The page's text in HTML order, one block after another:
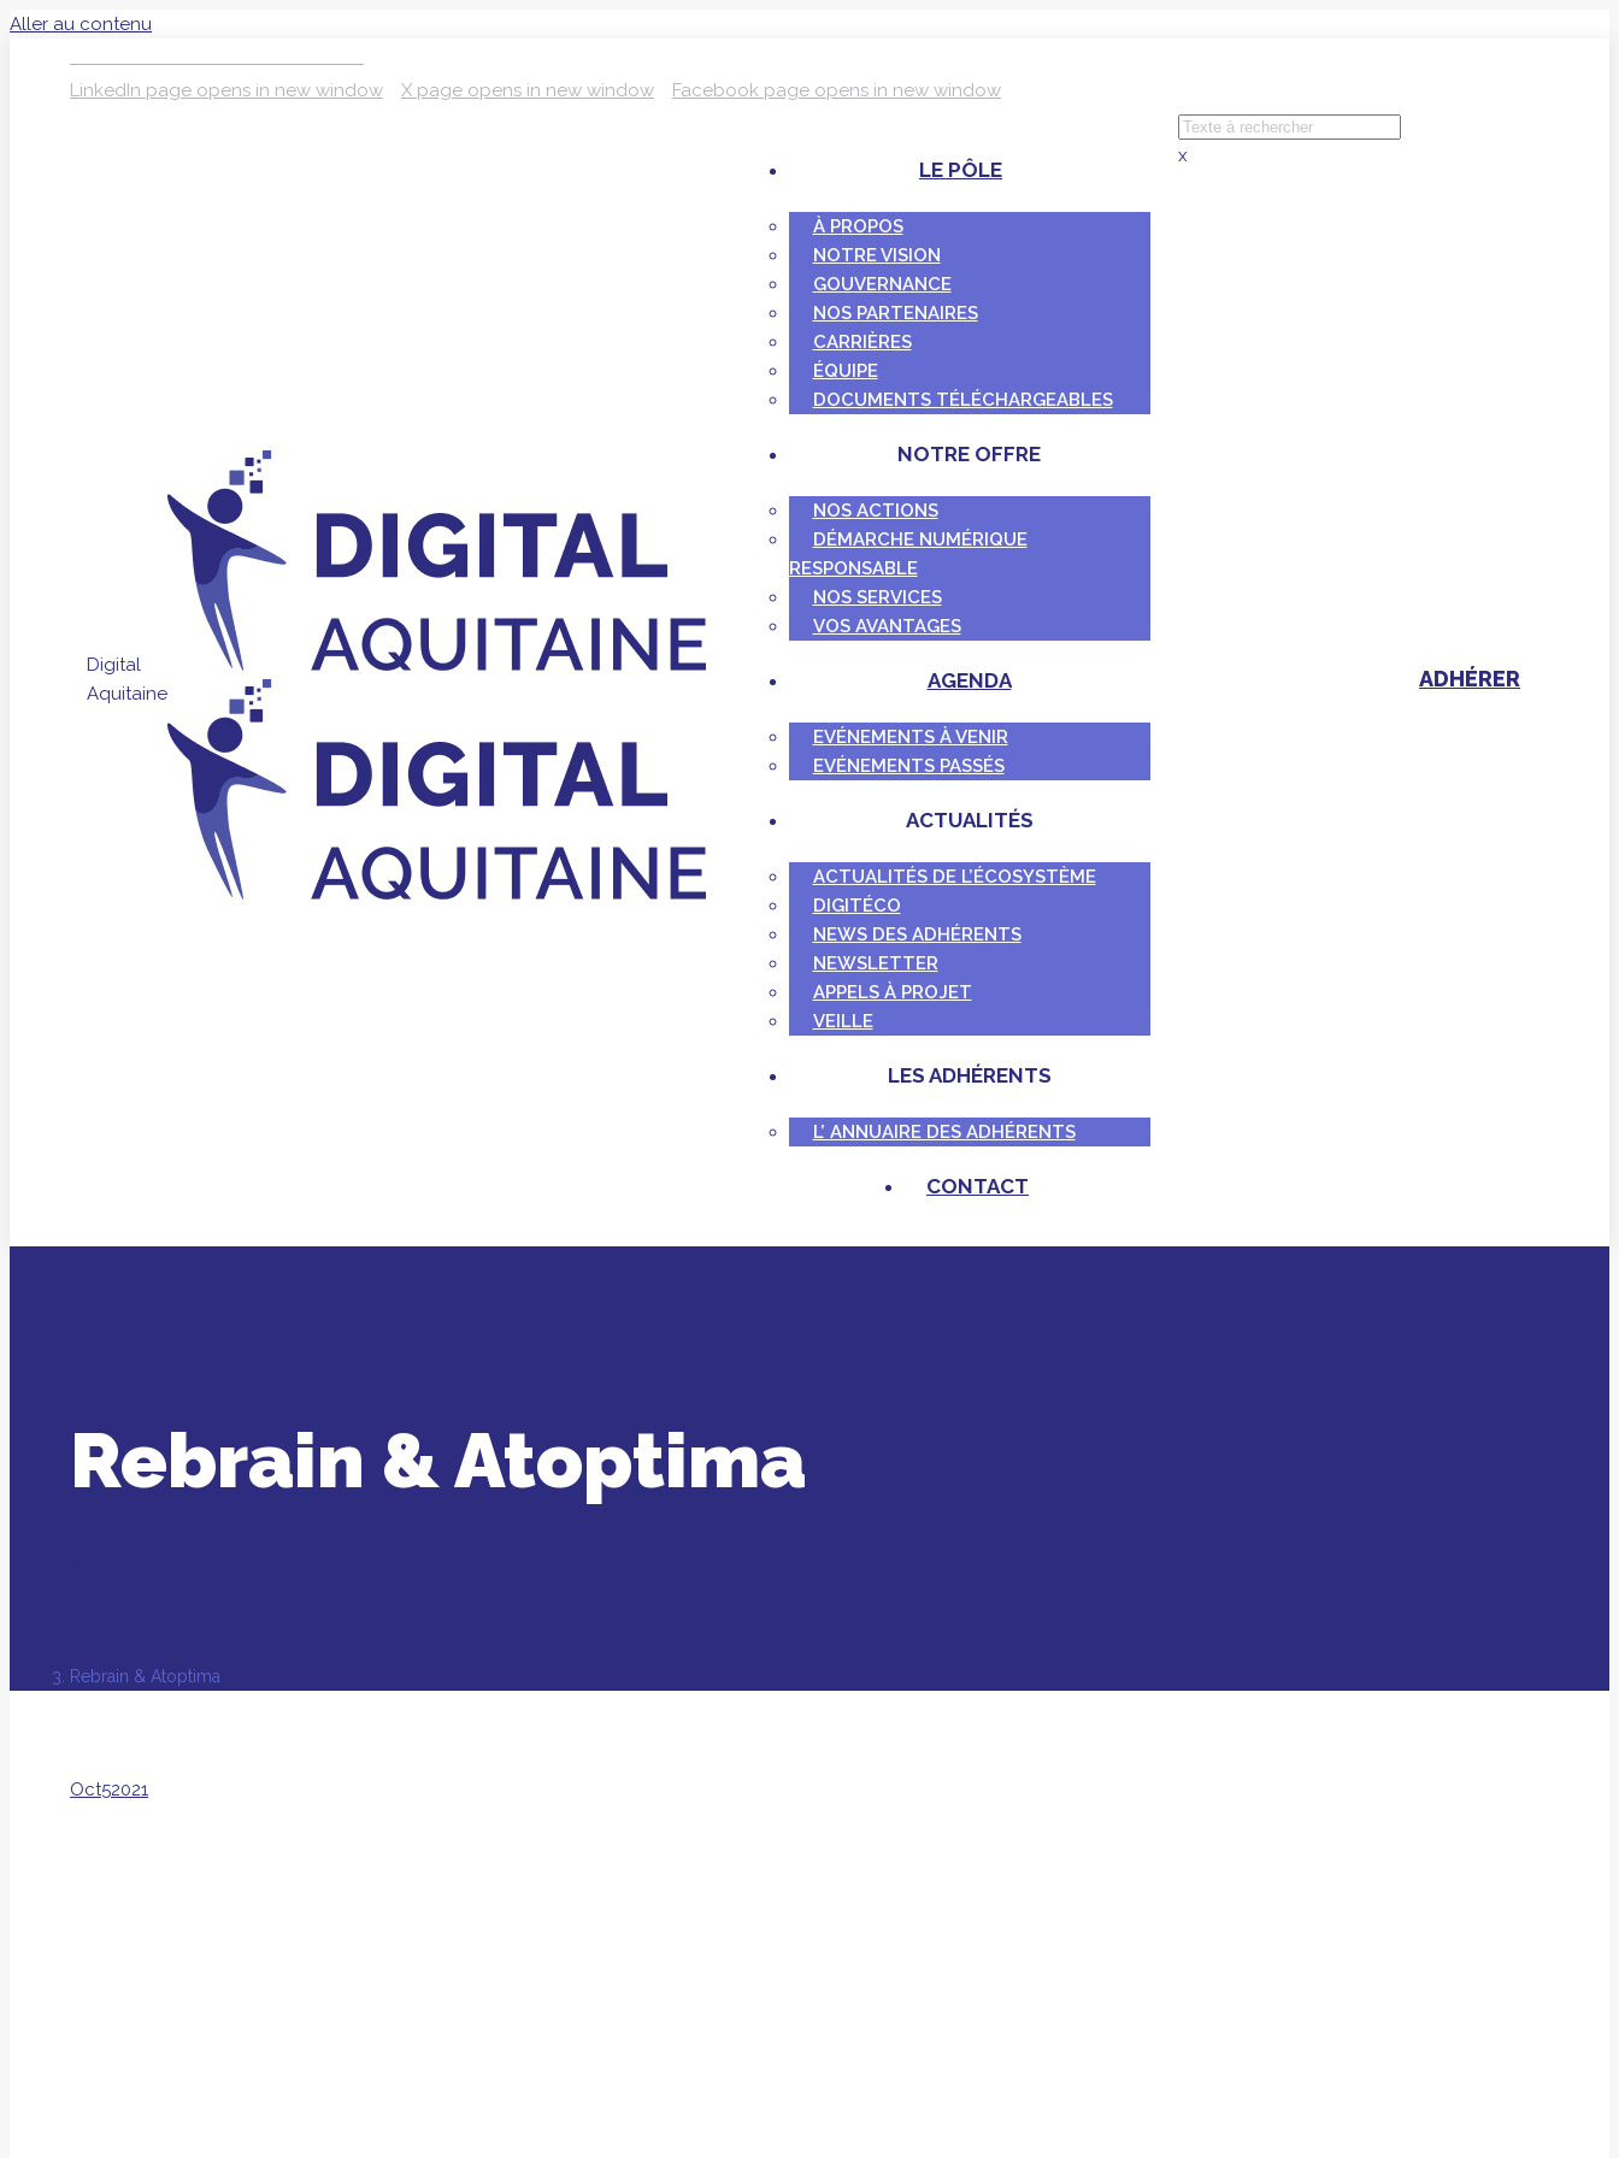
Aller au contenu
LinkedIn page opens in new window X page opens in new window Facebook page opens in new window
Digital
Aquitaine
LE PÔLE
À PROPOS
NOTRE VISION
GOUVERNANCE
NOS PARTENAIRES
CARRIÈRES
ÉQUIPE
DOCUMENTS TÉLÉCHARGEABLES
NOTRE OFFRE
NOS ACTIONS
DÉMARCHE NUMÉRIQUE
RESPONSABLE
NOS SERVICES
VOS AVANTAGES
AGENDA
EVÉNEMENTS À VENIR
EVÉNEMENTS PASSÉS
ACTUALITÉS
ACTUALITÉS DE L’ÉCOSYSTÈME
DIGITÉCO
NEWS DES ADHÉRENTS
NEWSLETTER
APPELS À PROJET
VEILLE
LES ADHÉRENTS
L’ ANNUAIRE DES ADHÉRENTS
CONTACT
x
ADHÉRER
Rebrain & Atoptima
Rebrain & Atoptima
Oct52021